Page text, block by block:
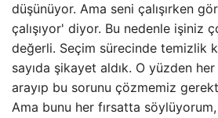
düşünüyor. Ama seni çalışırken
çalışıyor' diyor. Bu nedenle işiniz
değerli. Seçim sürecinde temizlik
sayıda şikayet aldık. O yüzden her
arayıp bu sorunu çözmemiz
Ama bunu her fırsatta